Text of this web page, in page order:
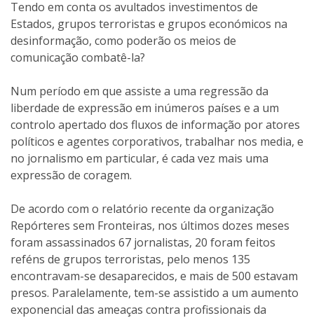
Tendo em conta os avultados investimentos de
Estados, grupos terroristas e grupos económicos na
desinformação, como poderão os meios de
comunicação combatê-la?
Num período em que assiste a uma regressão da
liberdade de expressão em inúmeros países e a um
controlo apertado dos fluxos de informação por atores
políticos e agentes corporativos, trabalhar nos media, e
no jornalismo em particular, é cada vez mais uma
expressão de coragem.
De acordo com o relatório recente da organização
Repórteres sem Fronteiras, nos últimos dozes meses
foram assassinados 67 jornalistas, 20 foram feitos
reféns de grupos terroristas, pelo menos 135
encontravam-se desaparecidos, e mais de 500 estavam
presos. Paralelamente, tem-se assistido a um aumento
exponencial das ameaças contra profissionais da